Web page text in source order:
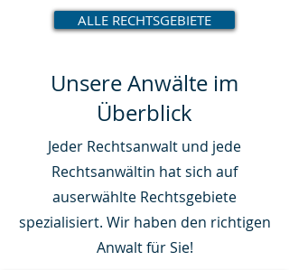
ALLE RECHTSGEBIETE
Unsere Anwälte im
Überblick
Jeder Rechtsanwalt und jede
Rechtsanwältin hat sich auf
auserwählte Rechtsgebiete
spezialisiert. Wir haben den richtigen
Anwalt für Sie!